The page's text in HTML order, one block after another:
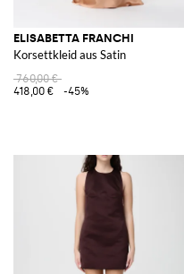
ELISABETTA FRANCHI
Korsettkleid aus Satin
760,00 €
418,00 €
-45%